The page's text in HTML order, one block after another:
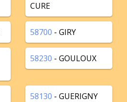
CURE
58700 - GIRY
58230 - GOULOUX
58130 - GUERIGNY